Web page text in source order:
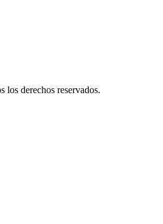
derechos reservados.